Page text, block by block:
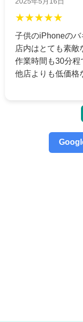
松戸市よりお越しのお客
ありがとうございました！
2026/06/16
松戸市よりお越しのお客
ありがとうございました！
2026/06/15
松戸市よりお越しのお客
りがとうございました！
2026/06/15
鎌ヶ谷市よりお越しのお
ました！ありがとうござい
流山市よりお越しのお客
た！ありがとうございまし
★★★★★
子供のiPhoneの
店内はとても素敵
作業時間も30分程
他店よりも低価格